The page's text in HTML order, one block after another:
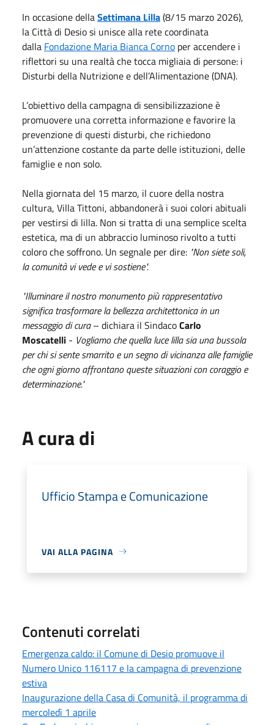
In occasione dellaSettimana Lilla(8/15 marzo 2026),
la Città di Desio si unisce alla rete coordinata
dalla Fondazione Maria Bianca Corno per accendere i
riflettori su una realtà che tocca migliaia di persone: i
Disturbi della Nutrizione e dell’Alimentazione (DNA).
L’obiettivo della campagna di sensibilizzazione è
promuovere una corretta informazione e favorire la
prevenzione di questi disturbi, che richiedono
un’attenzione costante da parte delle istituzioni, delle
famiglie e non solo.
Nella giornata del 15 marzo, il cuore della nostra
cultura, Villa Tittoni, abbandonerà i suoi colori abituali
per vestirsi di lilla. Non si tratta di una semplice scelta
estetica, ma di un abbraccio luminoso rivolto a tutti
coloro che soffrono. Un segnale per dire: "Non siete soli,
la comunità vi vede e vi sostiene".
"Illuminare il nostro monumento più rappresentativo
significa trasformare la bellezza architettonica in un
messaggio di cura– dichiara il SindacoCarlo
Moscatelli - Vogliamo che quella luce lilla sia una bussola
per chi si sente smarrito e un segno di vicinanza alle famiglie
che ogni giorno affrontano queste situazioni con coraggio e
determinazione."
A cura di
Ufficio Stampa e Comunicazione
VAI ALLA PAGINA
Contenuti correlati
Emergenza caldo: il Comune di Desio promuove il
Numero Unico 116117 e la campagna di prevenzione
estiva
Inaugurazione della Casa di Comunità, il programma di
mercoledì 1 aprile